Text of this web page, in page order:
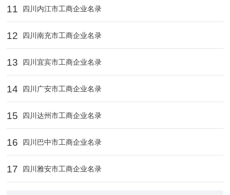
11 四川内江市工商企业名录
12 四川南充市工商企业名录
13 四川宜宾市工商企业名录
14 四川广安市工商企业名录
15 四川达州市工商企业名录
16 四川巴中市工商企业名录
17 四川雅安市工商企业名录